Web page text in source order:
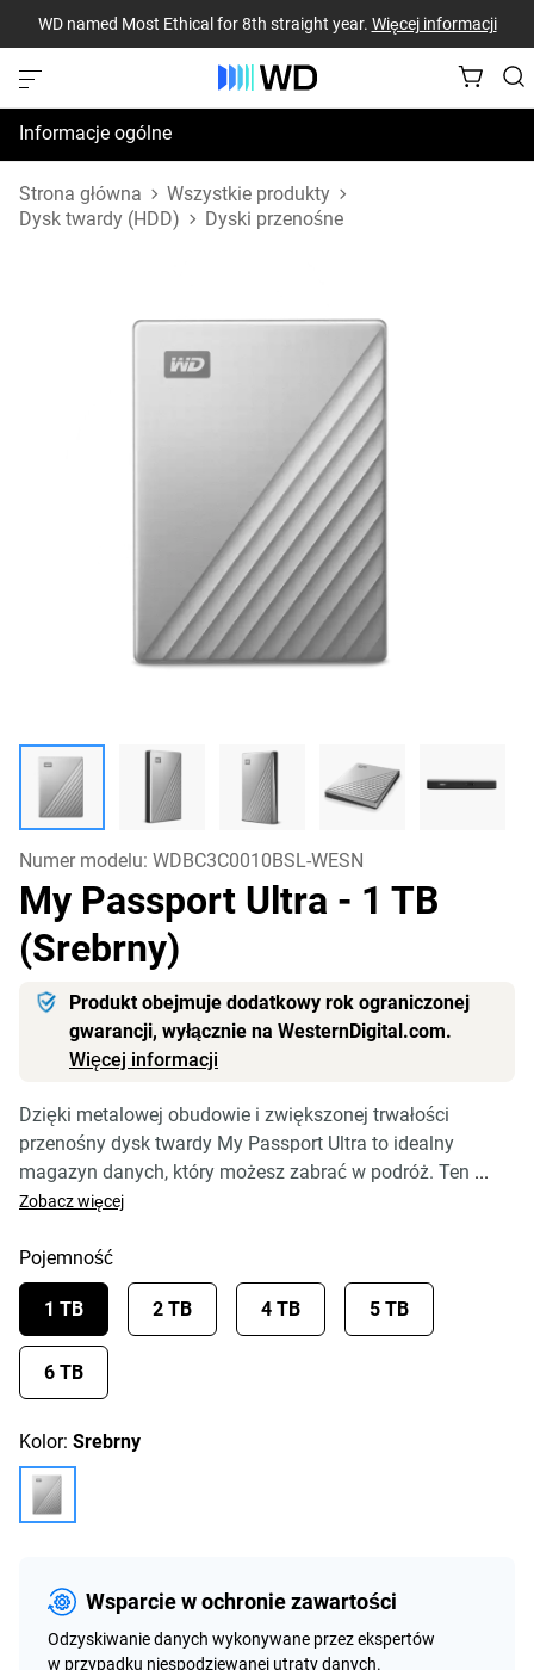
WD named Most Ethical for 8th straight year. Więcej informacji
Informacje ogólne
Dane techniczne
Strona główna
Wszystkie produkty
Dysk twardy (HDD)
Dyski przenośne
Numer modelu: WDBC3C0010BSL-WESN
My Passport Ultra - 1 TB
(Srebrny)
Produkt obejmuje dodatkowy rok ograniczonej
gwarancji, wyłącznie na WesternDigital.com.
Więcej informacji
Dzięki metalowej obudowie i zwiększonej trwałości
przenośny dysk twardy My Passport Ultra to idealny
magazyn danych, który możesz zabrać w podróż. Ten ...
Zobacz więcej
Pojemność
1 TB 2 TB 4 TB 5 TB
6 TB
Kolor: Srebrny
Wsparcie w ochronie zawartości
Odzyskiwanie danych wykonywane przez ekspertów
w przypadku niespodziewanej utraty danych.